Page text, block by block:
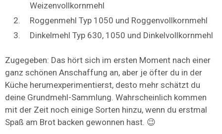
Weizenvollkornmehl
Roggenmehl Typ 1050 und Roggenvollkornmehl
Dinkelmehl Typ 630, 1050 und Dinkelvollkornmehl
Zugegeben: Das hört sich im ersten Moment nach einer
ganz schönen Anschaffung an, aber je öfter du in der
Küche herumexperimentierst, desto mehr schätzt du
deine Grundmehl-Sammlung. Wahrscheinlich kommen
mit der Zeit noch einige Sorten hinzu, wenn du erstmal
Spaß am Brot backen gewonnen hast. 😉